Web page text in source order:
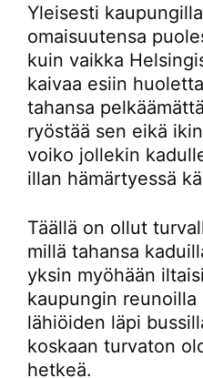
Yleisesti
omaisuutensa
kuin vaikka
kaivaa esiin
tahansa
ryöstää sen eikä
voiko jollekin
illan hämärtyessä
Täällä on ollut
millä tahansa
yksin myöhään
kaupungin reunoilla
lähiöiden läpi
koskaan turvaton
hetkeä.